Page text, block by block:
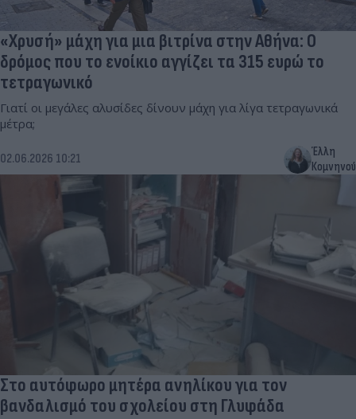
«Χρυσή» μάχη για μια βιτρίνα στην Αθήνα: Ο
δρόμος που το ενοίκιο αγγίζει τα 315 ευρώ το
τετραγωνικό
Γιατί οι μεγάλες αλυσίδες δίνουν μάχη για λίγα τετραγωνικά
μέτρα;
02.06.2026 10:21
Έλλη
Κομνηνού
Στο αυτόφωρο μητέρα ανηλίκου για τον
βανδαλισμό του σχολείου στη Γλυφάδα